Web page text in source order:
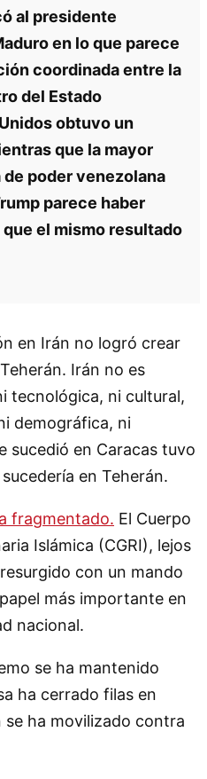
al presidente
en lo que parece
coordinada entre la
del Estado
obtuvo un
que la mayor
poder venezolana
parece haber
el mismo resultado
en Irán no logró crear
Irán no es
tecnológica, ni cultural,
demográfica, ni
sucedió en Caracas tuvo
en Teherán.
fragmentado. El Cuerpo
Islámica (CGRI), lejos
con un mando
más importante en
nacional.
se ha mantenido
ha cerrado filas en
ha movilizado contra